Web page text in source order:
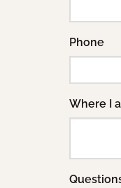
Phone
Where I